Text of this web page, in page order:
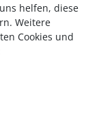
helfen, diese
Weitere
Cookies und